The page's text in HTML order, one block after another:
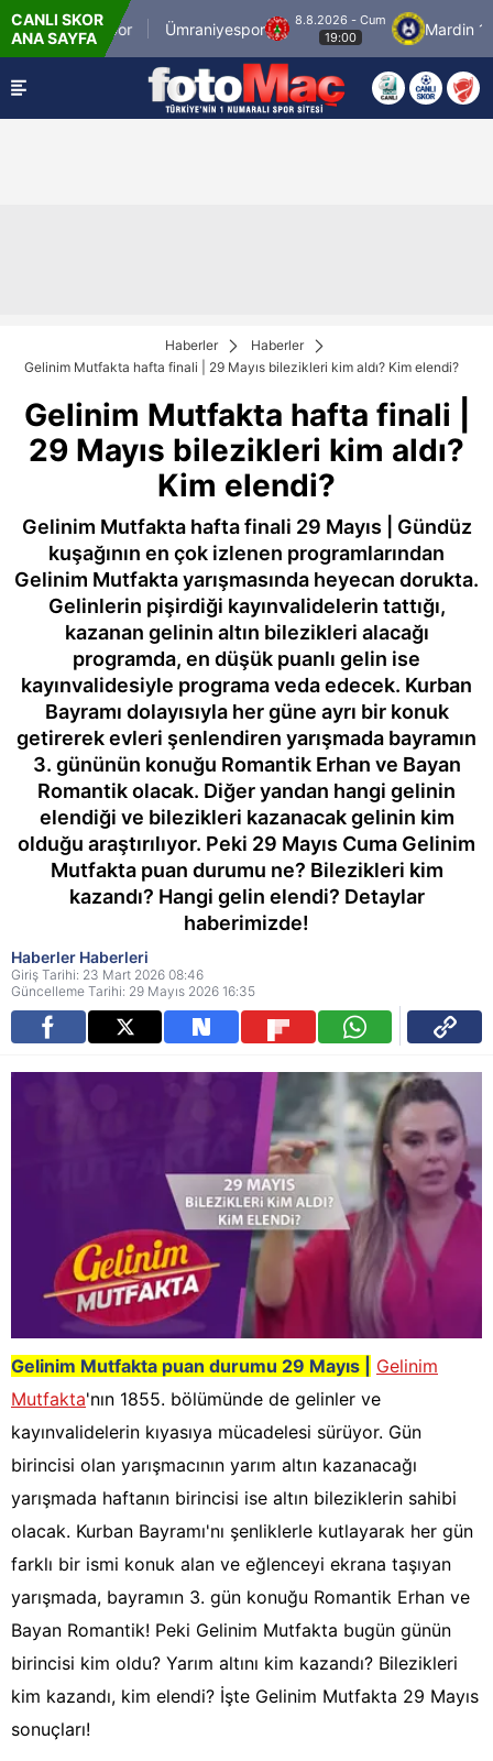
CANLI SKOR
ANA SAYFA
Ümraniyespor
8.8.2026 - Cum
19:00
Mardin 1969
Haberler
Haberler
Gelinim Mutfakta hafta finali | 29 Mayıs bilezikleri kim aldı? Kim elendi?
Gelinim Mutfakta hafta finali |
29 Mayıs bilezikleri kim aldı?
Kim elendi?
Gelinim Mutfakta hafta finali 29 Mayıs | Gündüz
kuşağının en çok izlenen programlarından
Gelinim Mutfakta yarışmasında heyecan dorukta.
Gelinlerin pişirdiği kayınvalidelerin tattığı,
kazanan gelinin altın bilezikleri alacağı
programda, en düşük puanlı gelin ise
kayınvalidesiyle programa veda edecek. Kurban
Bayramı dolayısıyla her güne ayrı bir konuk
getirerek evleri şenlendiren yarışmada bayramın
3. gününün konuğu Romantik Erhan ve Bayan
Romantik olacak. Diğer yandan hangi gelinin
elendiği ve bilezikleri kazanacak gelinin kim
olduğu araştırılıyor. Peki 29 Mayıs Cuma Gelinim
Mutfakta puan durumu ne? Bilezikleri kim
kazandı? Hangi gelin elendi? Detaylar
haberimizde!
Haberler Haberleri
Giriş Tarihi: 23 Mart 2026 08:46
Güncelleme Tarihi: 29 Mayıs 2026 16:35
Gelinim Mutfakta puan durumu 29 Mayıs |
Gelinim
Mutfakta'nın 1855. bölümünde de gelinler ve
kayınvalidelerin kıyasıya mücadelesi sürüyor. Gün
birincisi olan yarışmacının yarım altın kazanacağı
yarışmada haftanın birincisi ise altın bileziklerin sahibi
olacak. Kurban Bayramı'nı şenliklerle kutlayarak her gün
farklı bir ismi konuk alan ve eğlenceyi ekrana taşıyan
yarışmada, bayramın 3. gün konuğu Romantik Erhan ve
Bayan Romantik! Peki Gelinim Mutfakta bugün günün
birincisi kim oldu? Yarım altını kim kazandı? Bilezikleri
kim kazandı, kim elendi? İşte Gelinim Mutfakta 29 Mayıs
sonuçları!